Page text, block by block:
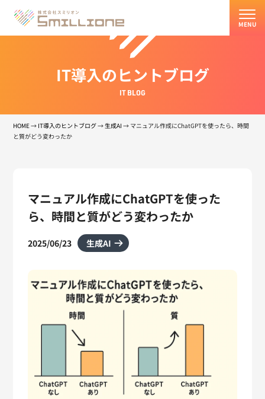
MENU
IT導入のヒントブログ
IT BLOG
HOME→ IT導入のヒントブログ→生成AI → マニュアル作成にChatGPTを使ったら、時間
と質がどう変わったか
マニュアル作成にChatGPTを使った
ら、時間と質がどう変わったか
2025/06/23 生成AI